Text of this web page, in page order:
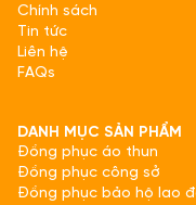
Chính sách
Tin tức
Liên hệ
FAQs
DANH MỤC SẢN PHẨM
Đồng phục áo thun
Đồng phục công sở
Đồng phục bảo hộ lao